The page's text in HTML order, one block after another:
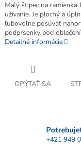
Malý štipec na ramienka
užívanie. Je plochý a
ľubovoľne posúvať
podprsenky pod
Detailné informácie
OPÝTAŤ SA
+421 949